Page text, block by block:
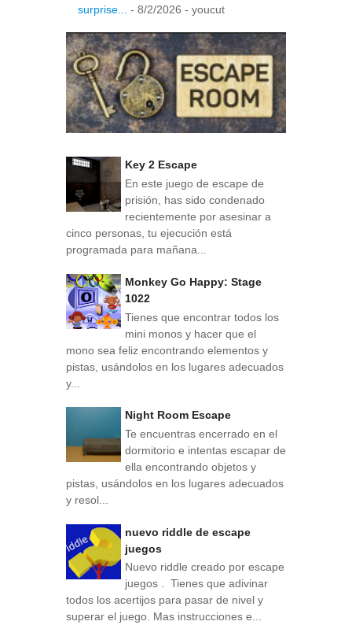
surprise...
- 8/2/2026 - youcut
Key 2 Escape
En este juego de escape de
prisión, has sido condenado
recientemente por asesinar a
cinco personas, tu ejecución está
programada para mañana...
Monkey Go Happy: Stage
1022
Tienes que encontrar todos los
mini monos y hacer que el
mono sea feliz encontrando elementos y
pistas, usándolos en los lugares adecuados
y...
Night Room Escape
Te encuentras encerrado en el
dormitorio e intentas escapar de
ella encontrando objetos y
pistas, usándolos en los lugares adecuados
y resol...
nuevo riddle de escape
juegos
Nuevo riddle creado por escape
juegos . Tienes que adivinar
todos los acertijos para pasar de nivel y
superar el juego. Mas instrucciones e...